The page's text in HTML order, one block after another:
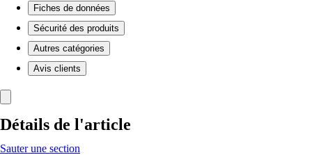
Fiches de données
Sécurité des produits
Autres catégories
Avis clients
Détails de l'article
Sauter une section